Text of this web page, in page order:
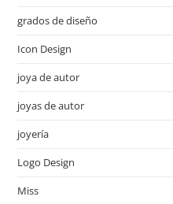
grados de diseño
Icon Design
joya de autor
joyas de autor
joyería
Logo Design
Miss